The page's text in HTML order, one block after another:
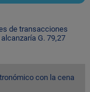
de transacciones
G. 79,27
con la cena